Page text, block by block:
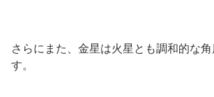
さらにまた、金星は火星とも調和的な角
す。